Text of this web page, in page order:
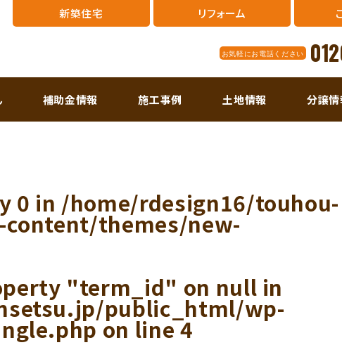
新築住宅 リフォーム
お気軽にお電話ください
補助金情報 施工事例 土地情報 分譲情
0 in /home/rdesign16/touhou-
themes/new-
"term_id" on null in
public_html/wp-
on line4